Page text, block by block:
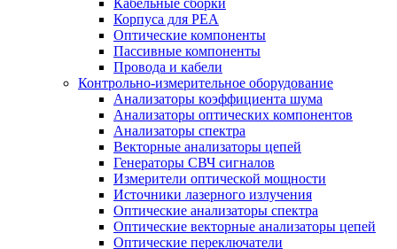
Кабельные сборки
Корпуса для РЕА
Оптические компоненты
Пассивные компоненты
Провода и кабели
Контрольно-измерительное оборудование
Анализаторы коэффициента шума
Анализаторы оптических компонентов
Анализаторы спектра
Векторные анализаторы цепей
Генераторы СВЧ сигналов
Измерители оптической мощности
Источники лазерного излучения
Оптические анализаторы спектра
Оптические векторные анализаторы цепей
Оптические переключатели